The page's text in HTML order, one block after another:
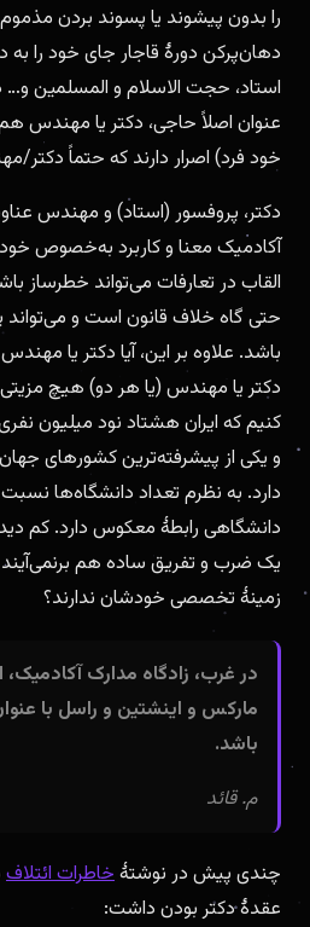
را بدون پیشوند یا پسوند بردن
دهان‌پرکن دورهٔ قاجار جای خود را به
استاد، حجت الاسلام و المسلمین
عنوان اصلاً حاجی، دکتر یا مهندس
خود فرد) اصرار دارند که حتماً دکتر/
دکتر، پروفسور (استاد) و مهندس
آکادمیک معنا و کاربرد به‌خصوص خود
القاب در تعارفات می‌تواند خطرساز
حتی گاه خلاف قانون است و می‌تواند
باشد. علاوه بر این، آیا دکتر یا
دکتر یا مهندس (یا هر دو) هیچ
کنیم که ایران هشتاد نود میلیون
و یکی از پیشرفته‌ترین کشورهای
دارد. به نظرم تعداد دانشگاه‌ها
دانشگاهی رابطهٔ معکوس دارد. کم
یک ضرب و تفریق ساده هم
زمینهٔ تخصصی خودشان ندارند؟
در غرب، زادگاه مدارک آکادمیک،
مارکس و اینشتین و راسل با
باشد.
م. قائد
چندی پیش در نوشتهٔخاطرات ائتلاف
عقدهٔ دکتر بودن داشت: